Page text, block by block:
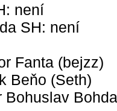
není
SH: není
Fanta (bejzz)
Beňo (Seth)
Bohuslav